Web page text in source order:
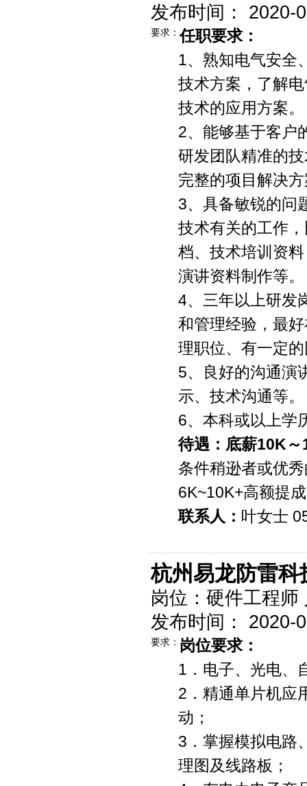
发布时间： 2020-
要求： 任职要求：
1、熟知电气安全
技术方案，了解
技术的应用方案。
2、能够基于客户
研发团队精准的
完整的项目解决
3、具备敏锐的问
技术有关的工作
档、技术培训资
演讲资料制作等。
4、三年以上研发
和管理经验，最
理职位、有一定
5、良好的沟通演
示、技术沟通等。
6、本科或以上学
待遇： 底薪10K～
条件稍逊者或优
6K~10K+高额提成
联系人： 叶女士
杭州易龙防雷
岗位：硬件工程师
发布时间： 2020-
要求： 岗位要求：
1．电子、光电、
2．精通单片机应
动；
3．掌握模拟电路
理图及线路板；